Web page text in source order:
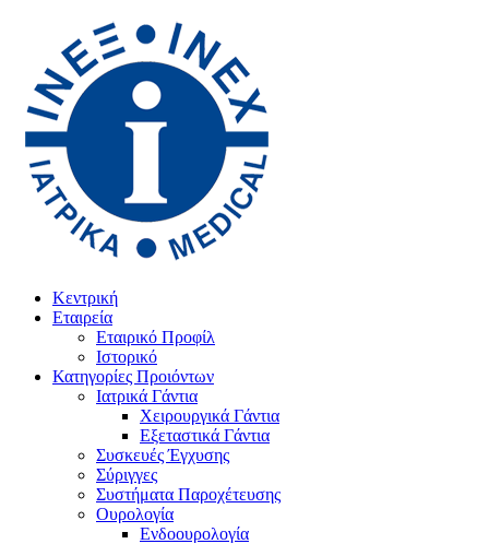
Κεντρική
Εταιρεία
Εταιρικό Προφίλ
Ιστορικό
Κατηγορίες Προιόντων
Ιατρικά Γάντια
Χειρουργικά Γάντια
Εξεταστικά Γάντια
Συσκευές Έγχυσης
Σύριγγες
Συστήματα Παροχέτευσης
Ουρολογία
Ενδοουρολογία